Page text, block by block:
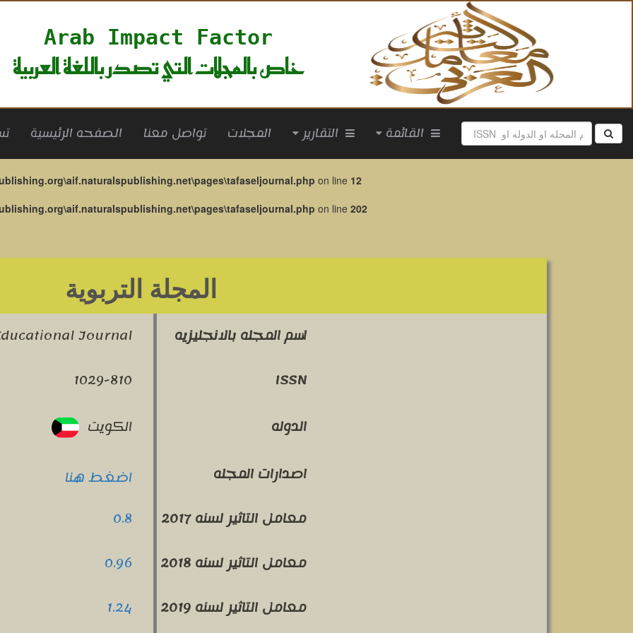
Arab Impact Factor
خاص بالمجلات التي تصدر باللغة العربية
الصفحه الرئيسية(current)
تواصل معنا المجلات
on line 12
on line 202
المجلة التربوية
اسم المجله بالانجليزيه
Journal
ISSN
1029-810
الدوله
الكويت
اصدارات المجله
اضغط هنا
معامل التاثير لسنه 2017
0.8
معامل التاثير لسنه 2018
0.96
معامل التاثير لسنه 2019
1.24